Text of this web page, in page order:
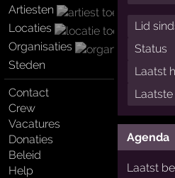
Artiesten
Locaties
Organisaties
Steden
Contact
Crew
Vacatures
Donaties
Beleid
Help
Lid
Status
Laatst
Agenda
Laatst